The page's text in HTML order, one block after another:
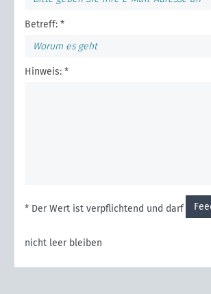
Betreff: *
Hinweis: *
* Der Wert ist verpflichtend und darf
nicht leer bleiben